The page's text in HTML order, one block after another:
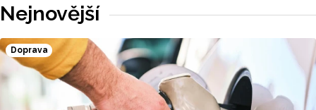
Nejnovější
Doprava